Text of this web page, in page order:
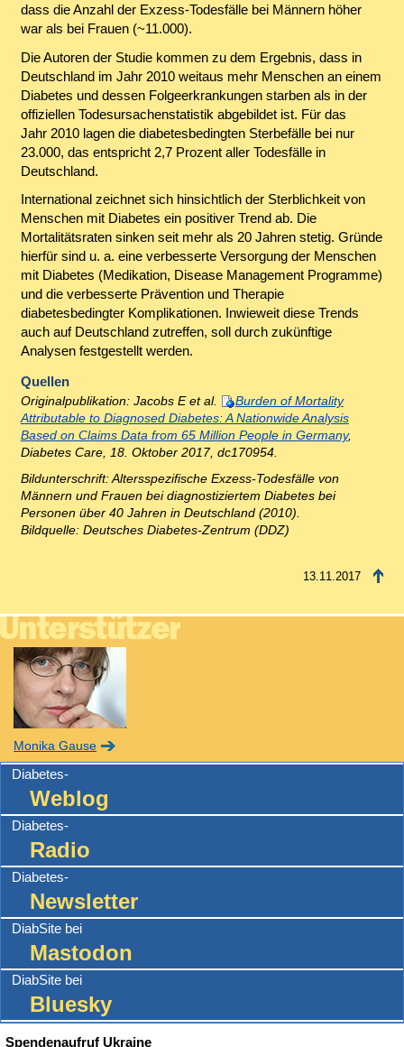
dass die Anzahl der Exzess-Todesfälle bei Männern höher
war als bei Frauen (~11.000).
Die Autoren der Studie kommen zu dem Ergebnis, dass in
Deutschland im Jahr 2010 weitaus mehr Menschen an einem
Diabetes und dessen Folgeerkrankungen starben als in der
offiziellen Todesursachenstatistik abgebildet ist. Für das
Jahr 2010 lagen die diabetesbedingten Sterbefälle bei nur
23.000, das entspricht 2,7 Prozent aller Todesfälle in
Deutschland.
International zeichnet sich hinsichtlich der Sterblichkeit von
Menschen mit Diabetes ein positiver Trend ab. Die
Mortalitätsraten sinken seit mehr als 20 Jahren stetig. Gründe
hierfür sind u. a. eine verbesserte Versorgung der Menschen
mit Diabetes (Medikation, Disease Management Programme)
und die verbesserte Prävention und Therapie
diabetesbedingter Komplikationen. Inwieweit diese Trends
auch auf Deutschland zutreffen, soll durch zukünftige
Analysen festgestellt werden.
Quellen
Originalpublikation: Jacobs E et al.
Burden of Mortality
Attributable to Diagnosed Diabetes: A Nationwide Analysis
Based on Claims Data from 65 Million People in Germany,
Diabetes Care, 18. Oktober 2017, dc170954.
Bildunterschrift: Altersspezifische Exzess-Todesfälle von
Männern und Frauen bei diagnostiziertem Diabetes bei
Personen über 40 Jahren in Deutschland (2010).
Bildquelle: Deutsches Diabetes-Zentrum (DDZ)
13.11.2017
Monika Gause
Diabetes-
Weblog
Diabetes-
Radio
Diabetes-
Newsletter
DiabSite bei
Mastodon
DiabSite bei
Bluesky
Spendenaufruf Ukraine